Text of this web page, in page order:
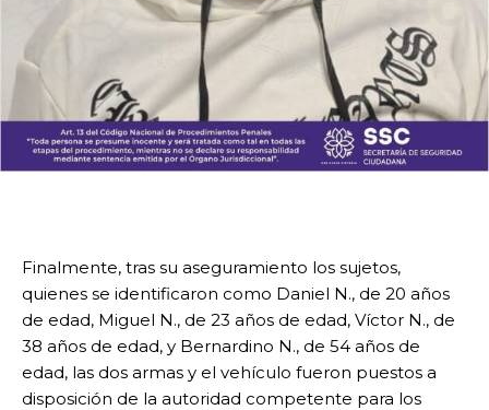
Finalmente, tras su aseguramiento los sujetos,
quienes se identificaron como Daniel N., de 20 años
de edad, Miguel N., de 23 años de edad, Víctor N., de
38 años de edad, y Bernardino N., de 54 años de
edad, las dos armas y el vehículo fueron puestos a
disposición de la autoridad competente para los